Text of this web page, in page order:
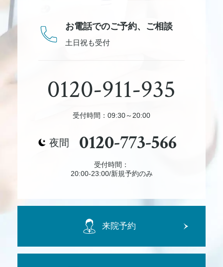
お電話でのご予約、 ご相談
土日祝も受付
0120-911-935
受付時間：09:30～20:00
夜間 0120-773-566
受付時間：
20:00-23:00/新規予約のみ
来院予約